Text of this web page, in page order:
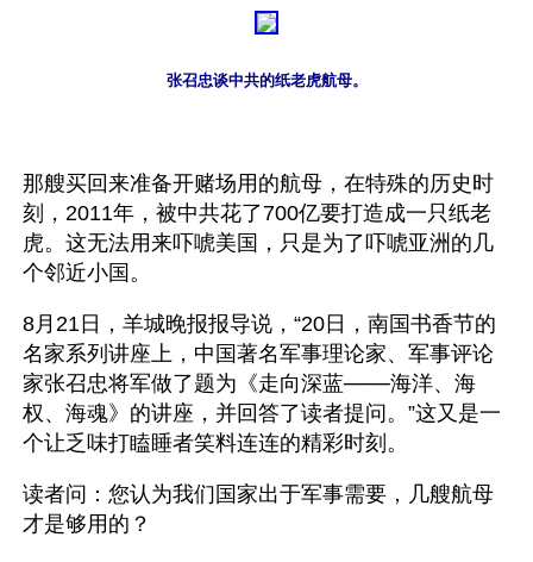
张召忠谈中共的纸老虎航母。
那艘买回来准备开赌场用的航母，在特殊的历史时
刻，2011年，被中共花了700亿要打造成一只纸老
虎。这无法用来吓唬美国，只是为了吓唬亚洲的几
个邻近小国。
8月21日，羊城晚报报导说，“20日，南国书香节的
名家系列讲座上，中国著名军事理论家、军事评论
家张召忠将军做了题为《走向深蓝───海洋、海
权、海魂》的讲座，并回答了读者提问。”这又是一
个让乏味打瞌睡者笑料连连的精彩时刻。
读者问：您认为我们国家出于军事需要，几艘航母
才是够用的？